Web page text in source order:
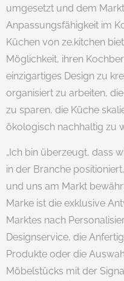
umgesetzt und dem
Anpassungsfähigkeit im
Küchen von ze.kitchen
Möglichkeit, ihren
einzigartiges Design zu
organisiert zu arbeiten,
zu sparen, die Küche
ökologisch nachhaltig zu
„Ich bin überzeugt, dass
in der Branche
und uns am Markt
Marke ist die exklusive
Marktes nach
Designservice, die
Produkte oder die
Möbelstücks mit der